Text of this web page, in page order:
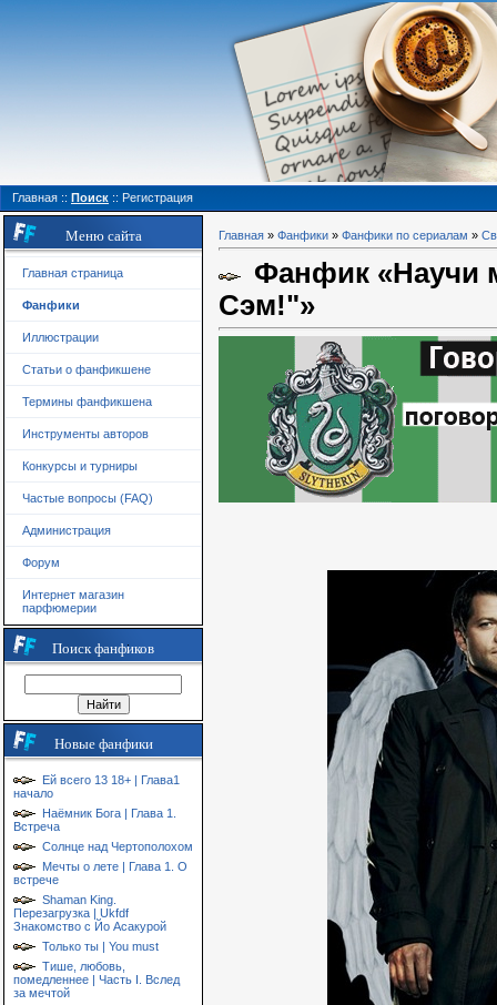
Главная :: Поиск :: Регистрация
Меню сайта
Главная страница
Фанфики
Иллюстрации
Статьи о фанфикшене
Термины фанфикшена
Инструменты авторов
Конкурсы и турниры
Частые вопросы (FAQ)
Администрация
Форум
Интернет магазин
парфюмерии
Поиск фанфиков
Новые фанфики
Ей всего 13 18+ | Глава1
начало
Наёмник Бога | Глава 1.
Встреча
Солнце над Чертополохом
Мечты о лете | Глава 1. О
встрече
Shaman King.
Перезагрузка | Ukfdf
Знакомство с Йо Асакурой
Только ты | You must
Тише, любовь,
помедленнее | Часть I. Вслед
за мечтой
Главная » Фанфики » Фанфики по сериалам »
Фанфик «Научи
Сэм!"»